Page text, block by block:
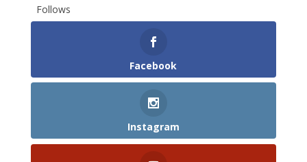
Follows
Facebook
Instagram